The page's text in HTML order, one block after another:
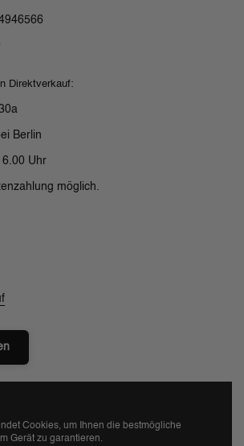
Direktverkauf:
Berlin
Uhr
möglich.
Cookies, um Ihnen die bestmögliche
Gerät zu garantieren.